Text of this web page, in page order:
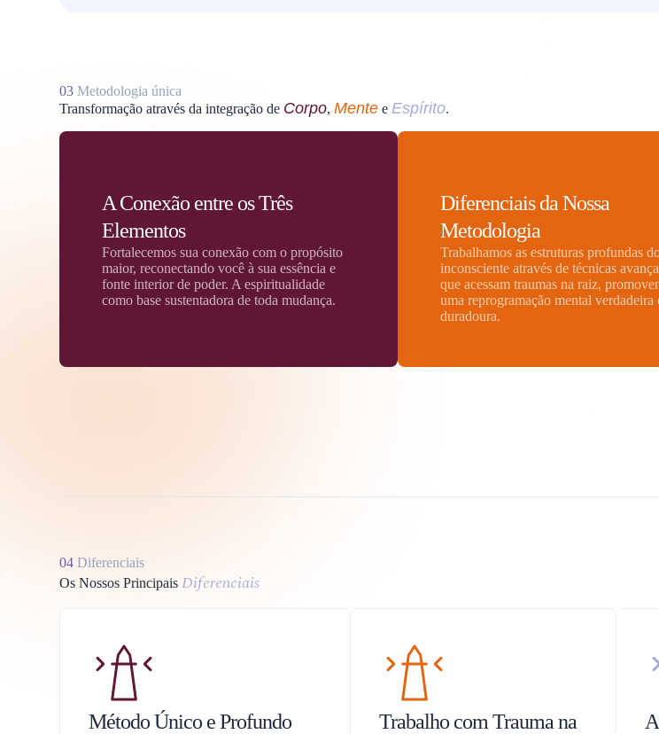
03 Metodologia única
Transformação através da integração de Corpo,Mente e Espírito.
A Conexão entre os Três
Elementos
Fortalecemos sua conexão com o propósito
maior, reconectando você à sua essência e
fonte interior de poder. A espiritualidade
como base sustentadora de toda mudança.
Diferenciais da Nossa
Metodologia
Trabalhamos as estruturas profundas
inconsciente através de técnicas
que acessam traumas na raiz,
uma reprogramação mental verdadeira
duradoura.
04 Diferenciais
Os Nossos Principais Diferenciais
Método Único e Profundo
Trabalho com Trauma na